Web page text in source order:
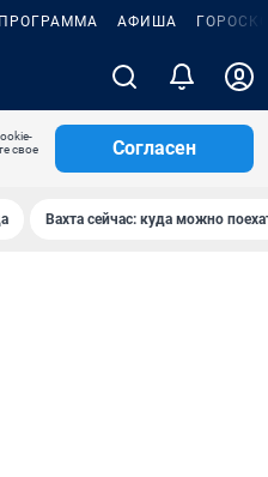
АФИША
свое
Согласен
Вахта сейчас: куда можно